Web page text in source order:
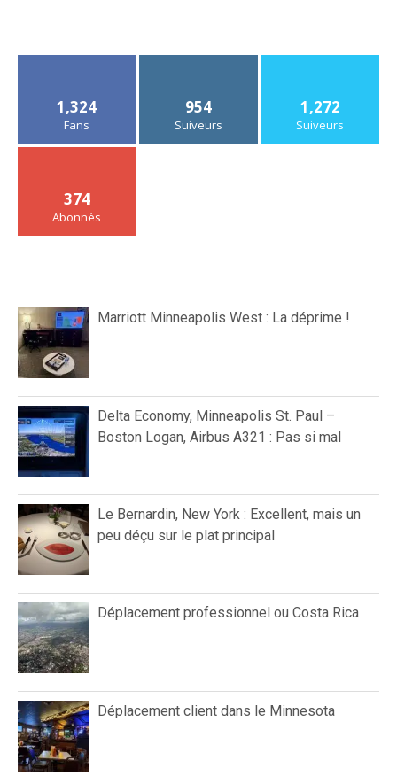
1,324
Fans
954
Suiveurs
1,272
Suiveurs
374
Abonnés
Marriott Minneapolis West : La déprime !
Delta Economy, Minneapolis St. Paul –
Boston Logan, Airbus A321 : Pas si mal
Le Bernardin, New York : Excellent, mais un
peu déçu sur le plat principal
Déplacement professionnel ou Costa Rica
Déplacement client dans le Minnesota